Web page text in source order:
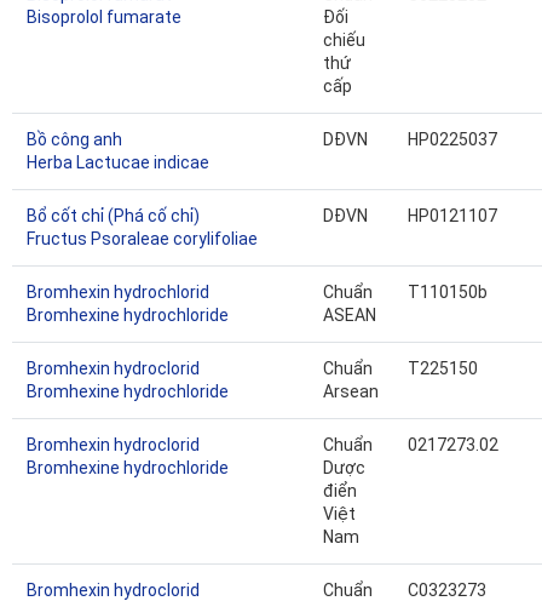
Bisoprolol fumarate
Đối
chiếu
thứ
cấp
Bồ công anh
Herba Lactucae indicae
DĐVN HP0225037
Bổ cốt chỉ (Phá cố chỉ)
Fructus Psoraleae corylifoliae
DĐVN HP0121107
Bromhexin hydrochlorid
Bromhexine hydrochloride
Chuẩn
ASEAN
T110150b
Bromhexin hydroclorid
Bromhexine hydrochloride
Chuẩn
Arsean
T225150
Bromhexin hydroclorid
Bromhexine hydrochloride
Chuẩn
Dược
điển
Việt
Nam
0217273.02
Bromhexin hydroclorid Chuẩn C0323273